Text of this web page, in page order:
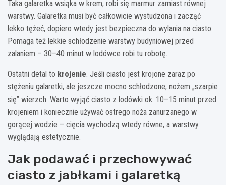
Taka galaretka wsiąka w krem, robi się marmur zamiast równej
warstwy. Galaretka musi być całkowicie wystudzona i zacząć
lekko tężeć, dopiero wtedy jest bezpieczna do wylania na ciasto.
Pomaga też lekkie schłodzenie warstwy budyniowej przed
zalaniem – 30–40 minut w lodówce robi tu robotę.
Ostatni detal to krojenie. Jeśli ciasto jest krojone zaraz po
stężeniu galaretki, ale jeszcze mocno schłodzone, nożem „szarpie
się” wierzch. Warto wyjąć ciasto z lodówki ok. 10–15 minut przed
krojeniem i koniecznie używać ostrego noża zanurzanego w
gorącej wodzie – cięcia wychodzą wtedy równe, a warstwy
wyglądają estetycznie.
Jak podawać i przechowywać
ciasto z jabłkami i galaretką